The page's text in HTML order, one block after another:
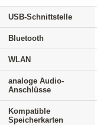
USB-Schnittstelle
Bluetooth
WLAN
analoge Audio-
Anschlüsse
Kompatible
Speicherkarten